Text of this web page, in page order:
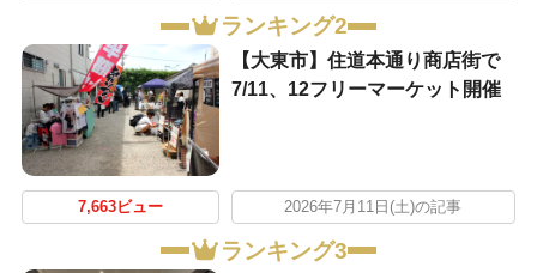
ランキング2
【大東市】住道本通り商店街で
7/11、12フリーマーケット開催
7,663ビュー 2026年7月11日(土)の記事
ランキング3